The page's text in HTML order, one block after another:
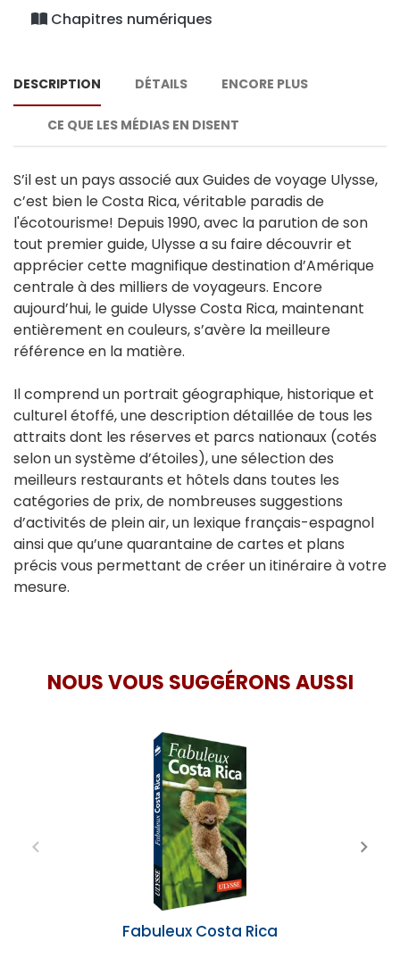
Chapitres numériques
DESCRIPTION DÉTAILS ENCORE PLUS
CE QUE LES MÉDIAS EN DISENT
S’il est un pays associé aux Guides de voyage Ulysse,
c’est bien le Costa Rica, véritable paradis de
l'écotourisme! Depuis 1990, avec la parution de son
tout premier guide, Ulysse a su faire découvrir et
apprécier cette magnifique destination d’Amérique
centrale à des milliers de voyageurs. Encore
aujourd’hui, le guide Ulysse Costa Rica, maintenant
entièrement en couleurs, s’avère la meilleure
référence en la matière.
Il comprend un portrait géographique, historique et
culturel étoffé, une description détaillée de tous les
attraits dont les réserves et parcs nationaux (cotés
selon un système d’étoiles), une sélection des
meilleurs restaurants et hôtels dans toutes les
catégories de prix, de nombreuses suggestions
d’activités de plein air, un lexique français-espagnol
ainsi que qu’une quarantaine de cartes et plans
précis vous permettant de créer un itinéraire à votre
mesure.
NOUS VOUS SUGGÉRONS AUSSI
Fabuleux Costa Rica